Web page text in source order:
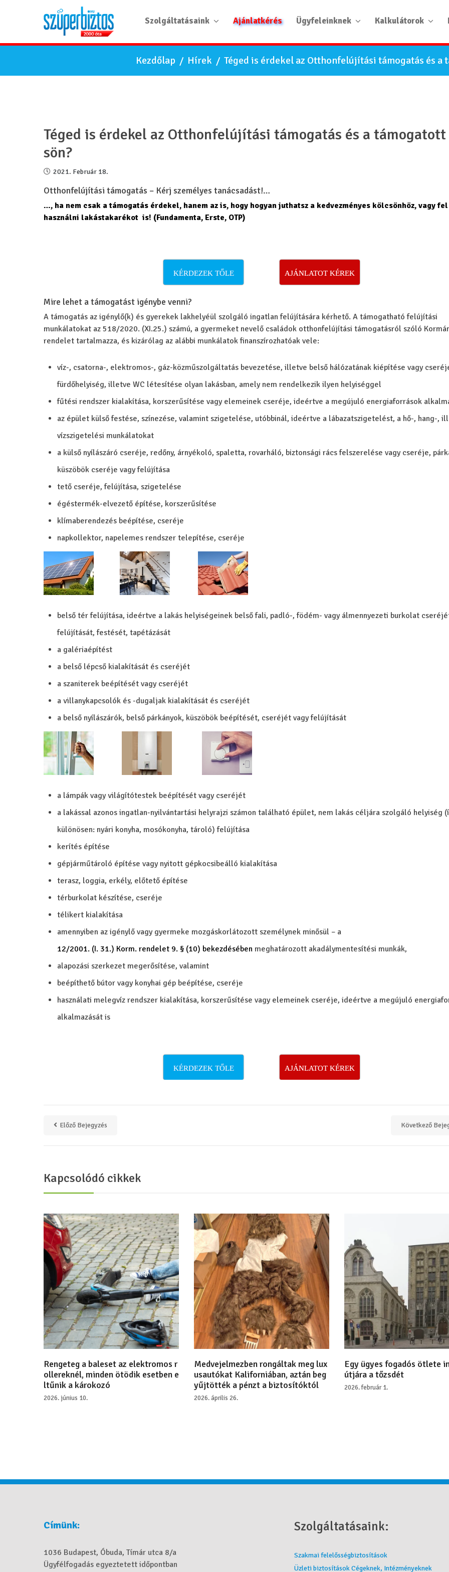
Szolgáltatásaink Ajánlatkérés Ügyfeleinknek Kalkulátorok
Kezdőlap / Hírek / Téged is érdekel az Otthonfelújítási támogatás és a
Téged is érdekel az Otthonfelújítási támogatás és a
sön?
2021. Február 18.
Otthonfelújítási támogatás – Kérj személyes tanácsadást!…
…, ha nem csak a támogatás érdekel, hanem az is, hogy hogyan juthatsz a kedvezményes kölcsönhöz, vagy
használni lakástakarékot is! (Fundamenta, Erste, OTP)
KÉRDEZEK TŐLE AJÁNLATOT KÉREK
Mire lehet a támogatást igénybe venni?
A támogatás az igénylő(k) és gyerekek lakhelyéül szolgáló ingatlan felújítására kérhető. A támogatható felújítási
munkálatokat az 518/2020. (XI.25.) számú, a gyermeket nevelő családok otthonfelújítási támogatásról szóló
rendelet tartalmazza, és kizárólag az alábbi munkálatok finanszírozhatóak vele:
víz-, csatorna-, elektromos-, gáz-közműszolgáltatás bevezetése, illetve belső hálózatának kiépítése vagy
fürdőhelyiség, illetve WC létesítése olyan lakásban, amely nem rendelkezik ilyen helyiséggel
fűtési rendszer kialakítása, korszerűsítése vagy elemeinek cseréje, ideértve a megújuló energiaforrások
az épület külső festése, színezése, valamint szigetelése, utóbbinál, ideértve a lábazatszigetelést, a hő-, hang-,
vízszigetelési munkálatokat
a külső nyílászáró cseréje, redőny, árnyékoló, spaletta, rovarháló, biztonsági rács felszerelése vagy cseréje,
küszöbök cseréje vagy felújítása
tető cseréje, felújítása, szigetelése
égéstermék-elvezető építése, korszerűsítése
klímaberendezés beépítése, cseréje
napkollektor, napelemes rendszer telepítése, cseréje
belső tér felújítása, ideértve a lakás helyiségeinek belső fali, padló-, födém- vagy álmennyezeti burkolat
felújítását, festését, tapétázását
a galériaépítést
a belső lépcső kialakítását és cseréjét
a szaniterek beépítését vagy cseréjét
a villanykapcsolók és -dugaljak kialakítását és cseréjét
a belső nyílászárók, belső párkányok, küszöbök beépítését, cseréjét vagy felújítását
a lámpák vagy világítótestek beépítését vagy cseréjét
a lakással azonos ingatlan-nyilvántartási helyrajzi számon található épület, nem lakás céljára szolgáló helyiség
különösen: nyári konyha, mosókonyha, tároló) felújítása
kerítés építése
gépjárműtároló építése vagy nyitott gépkocsibeálló kialakítása
terasz, loggia, erkély, előtető építése
térburkolat készítése, cseréje
télikert kialakítása
amennyiben az igénylő vagy gyermeke mozgáskorlátozott személynek minősül – a
12/2001. (I. 31.) Korm. rendelet 9. § (10) bekezdésében meghatározott akadálymentesítési munkák,
alapozási szerkezet megerősítése, valamint
beépíthető bútor vagy konyhai gép beépítése, cseréje
használati melegvíz rendszer kialakítása, korszerűsítése vagy elemeinek cseréje, ideértve a megújuló
alkalmazását is
KÉRDEZEK TŐLE AJÁNLATOT KÉREK
Előző Bejegyzés Következő
Kapcsolódó cikkek
Rengeteg a baleset az elektromos r
ollereknél, minden ötödik esetben e
ltűnik a károkozó
2026. június 10.
Medvejelmezben rongáltak meg lux
usautókat Kaliforniában, aztán beg
yűjtötték a pénzt a biztosítóktól
2026. április 26.
Egy ügyes fogadós ötlete
útjára a tőzsdét
2026. február 1.
Címünk:
1036 Budapest, Óbuda, Tímár utca 8/a
Ügyfélfogadás egyeztetett időpontban
Szolgáltatásaink:
Szakmai felelősségbiztosítások
Üzleti biztosítások Cégeknek, Intézményeknek